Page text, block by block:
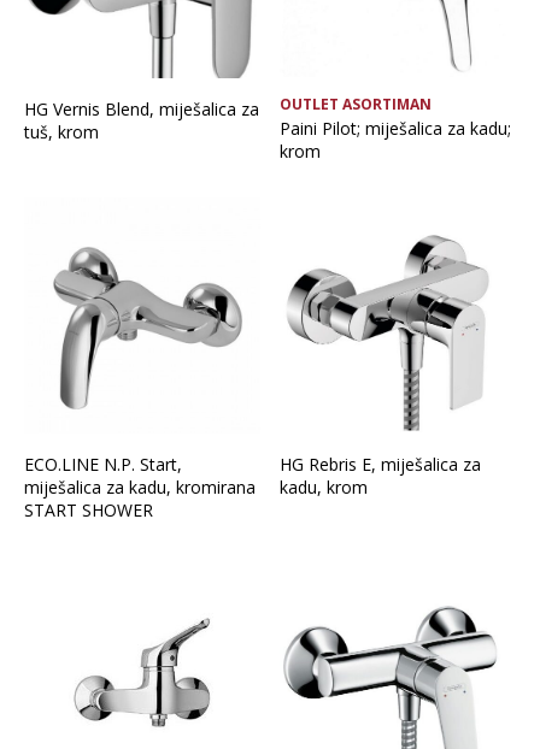
HG Vernis Blend, miješalica za
tuš, krom
OUTLET ASORTIMAN
Paini Pilot; miješalica za kadu;
krom
ECO.LINE N.P. Start,
miješalica za kadu, kromirana
START SHOWER
HG Rebris E, miješalica za
kadu, krom